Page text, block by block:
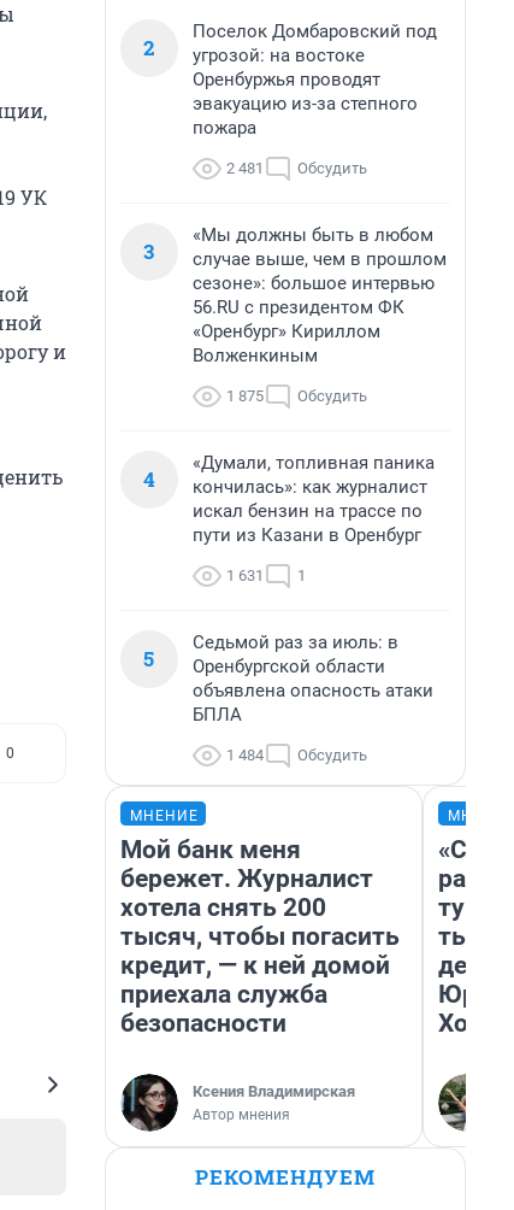
УК
и
0
2
Поселок Домбаровский под
угрозой: на востоке
Оренбуржья проводят
эвакуацию из-за степного
пожара
2 481 Обсудить
3
«Мы должны быть в любом
случае выше, чем в прошлом
сезоне»: большое интервью
56.RU с президентом ФК
«Оренбург» Кириллом
Волженкиным
1 875 Обсудить
4
«Думали, топливная паника
кончилась»: как журналист
искал бензин на трассе по
пути из Казани в Оренбург
1 631 1
5
Седьмой раз за июль: в
Оренбургской области
объявлена опасность атаки
БПЛА
1 484 Обсудить
МНЕНИЕ
Мой банк меня
бережет. Журналист
хотела снять 200
тысяч, чтобы погасить
кредит, — к ней домой
приехала служба
безопасности
Ксения Владимирская
Автор мнения
день
РЕКОМЕНДУЕМ